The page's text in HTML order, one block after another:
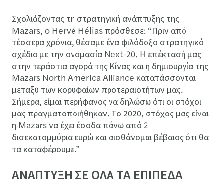
Σχολιάζοντας τη στρατηγική ανάπτυξης της
Mazars, o Hervé Hélias πρόσθεσε: “Πριν από
τέσσερα χρόνια, θέσαμε ένα φιλόδοξο στρατηγικό
σχέδιο με την ονομασία Next-20. H επέκτασή μας
στην τεράστια αγορά της Κίνας και η δημιουργία της
Mazars North America Alliance κατατάσσονται
μεταξύ των κορυφαίων προτεραιοτήτων μας.
Σήμερα, είμαι περήφανος να δηλώσω ότι οι στόχοι
μας πραγματοποιήθηκαν. Το 2020, στόχος μας είναι
η Mazars να έχει έσοδα πάνω από 2
δισεκατομμύρια ευρώ και αισθάνομαι βέβαιος ότι θα
τα καταφέρουμε.”
ΑΝΑΠΤΥΞΗ ΣΕ ΟΛΑ ΤΑ ΕΠΙΠΕΔΑ